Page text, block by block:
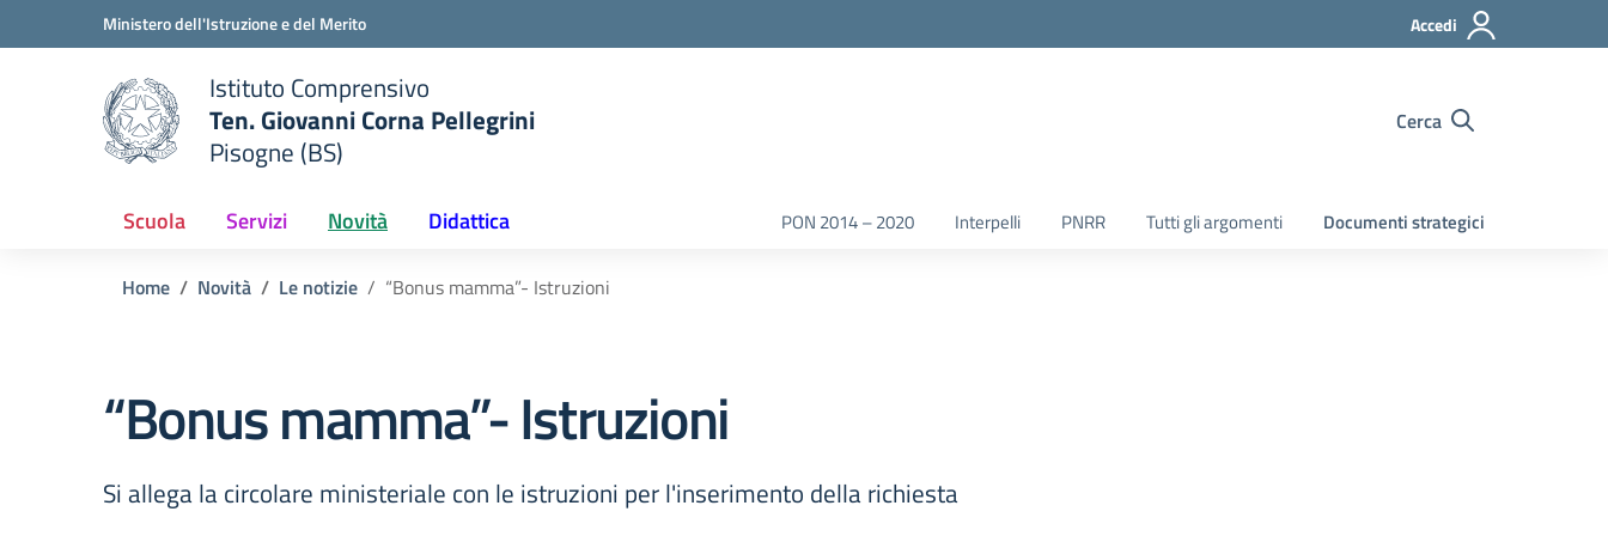
Vai ai contenuti
Vai al menu di navigazioneMinistero dell'Istruzione e del Merito Accedi
scuola
Istituto Comprensivo
Ten. Giovanni Corna Pellegrini
Pisogne (BS)
Cerca
Scuola Servizi Novità Didattica PON 2014 – 2020 Interpelli PNRR Tutti gli argomenti Documenti strategici
Home Novità Le notizie “Bonus mamma”- Istruzioni
“Bonus mamma”- Istruzioni
Si allega la circolare ministeriale con le istruzioni per l'inserimento della richiesta